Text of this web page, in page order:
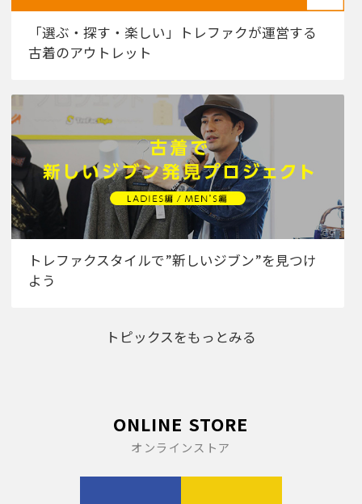
「選ぶ・探す・楽しい」トレファクが運営する
古着のアウトレット
トレファクスタイルで”新しいジブン”を見つけ
よう
トピックスをもっとみる
ONLINE STORE
オンラインストア